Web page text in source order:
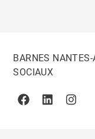
BARNES
SOCIAUX
FacebookLinkedin